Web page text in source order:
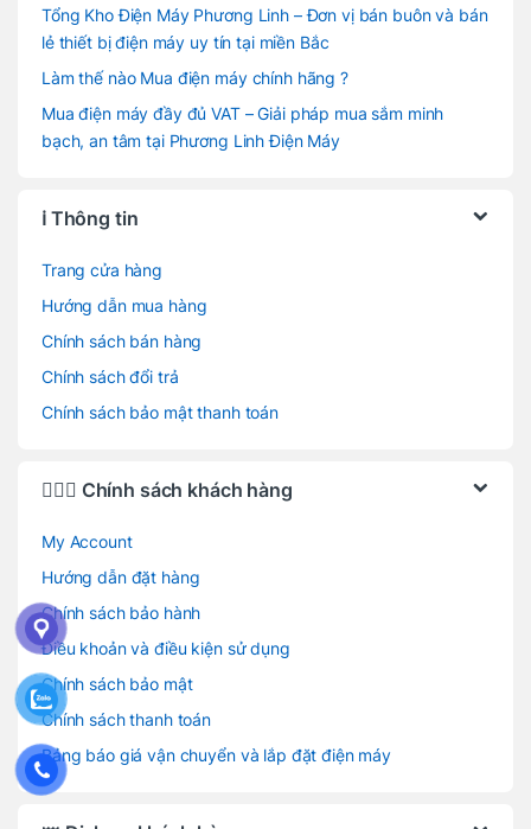
Tổng Kho Điện Máy Phương Linh – Đơn vị bán buôn và bán
lẻ thiết bị điện máy uy tín tại miền Bắc
Làm thế nào Mua điện máy chính hãng ?
Mua điện máy đầy đủ VAT – Giải pháp mua sắm minh
bạch, an tâm tại Phương Linh Điện Máy
ℹ️ Thông tin
Trang cửa hàng
Hướng dẫn mua hàng
Chính sách bán hàng
Chính sách đổi trả
Chính sách bảo mật thanh toán
🙋🏻‍♂️ Chính sách khách hàng
My Account
Hướng dẫn đặt hàng
Chính sách bảo hành
Điều khoản và điều kiện sử dụng
Chính sách bảo mật
Chính sách thanh toán
Bảng báo giá vận chuyển và lắp đặt điện máy